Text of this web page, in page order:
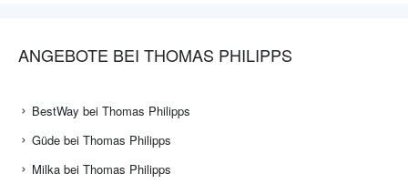
ANGEBOTE BEI THOMAS PHILIPPS
BestWay bei Thomas Philipps
Güde bei Thomas Philipps
Milka bei Thomas Philipps